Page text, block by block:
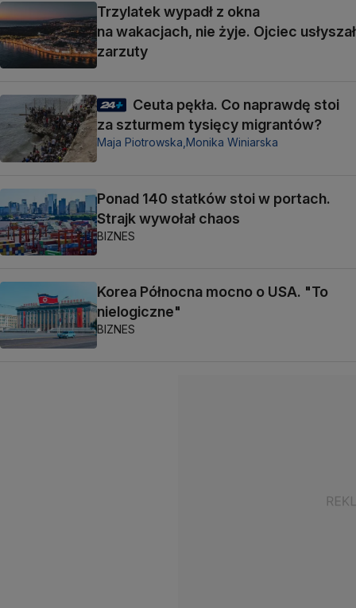
Trzylatek wypadł z okna
na wakacjach, nie żyje. Ojciec usłyszał
zarzuty
Ceuta pękła. Co naprawdę stoi
za szturmem tysięcy migrantów?
Maja Piotrowska, Monika Winiarska
Ponad 140 statków stoi w portach.
Strajk wywołał chaos
BIZNES
Korea Północna mocno o USA. "To
nielogiczne"
BIZNES